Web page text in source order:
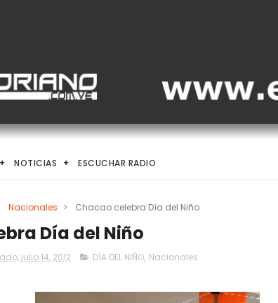
NOTICIAS ESCUCHAR RADIO
Nacionales > Chacao celebra Día del Niño
Día del Niño
julio 14, 2012 DÍA DEL NIÑO, Nacionales